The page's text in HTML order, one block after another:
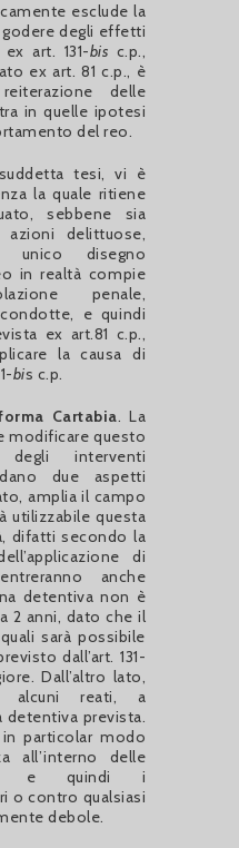
esclude la
degli effetti
art. 131-bis c.p.,
ex art. 81 c.p., è
delle
in quelle ipotesi
del reo.
tesi, vi è
la quale ritiene
sebbene sia
azioni delittuose,
unico disegno
in realtà compie
penale,
e quindi
ex art.81 c.p.,
la causa di
bis c.p.
Cartabia. La
modificare questo
interventi
due aspetti
amplia il campo
utilizzabile questa
difatti secondo la
di
anche
detentiva non è
2 anni, dato che il
sarà possibile
dall’art. 131-
Dall’altro lato,
alcuni reati, a
detentiva prevista.
particolar modo
all’interno delle
e quindi i
o contro qualsiasi
debole.